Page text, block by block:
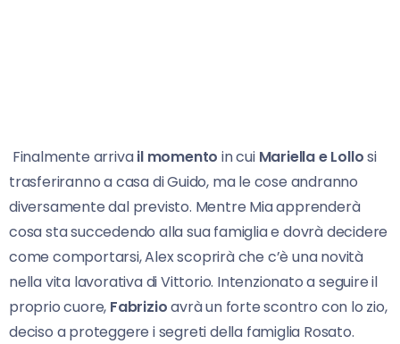
Finalmente arrivail momento in cui Mariella e Lollosi
trasferiranno a casa di Guido, ma le cose andranno
diversamente dal previsto. Mentre Mia apprenderà
cosa sta succedendo alla sua famiglia e dovrà decidere
come comportarsi, Alex scoprirà che c’è una novità
nella vita lavorativa di Vittorio. Intenzionato a seguire il
proprio cuore, Fabrizioavrà un forte scontro con lo zio,
deciso a proteggere i segreti della famiglia Rosato.